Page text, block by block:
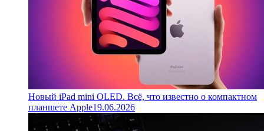
Новый iPad mini OLED. Всё, что известно о компактном
планшете Apple19.06.2026